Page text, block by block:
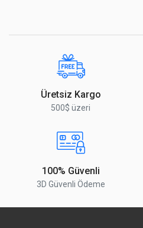
5 GHz En Yüksek data Oranı
5 GHz Anten Çıkışı
5 GHz Anten Kazancı
5 GHz Entegre Modeli
Üretsiz Kargo
500$ üzeri
100% Güvenli
3D Güvenli Ödeme